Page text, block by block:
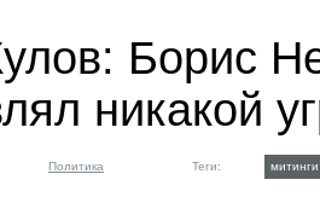
Борис
никакой
Политика Теги: митинги